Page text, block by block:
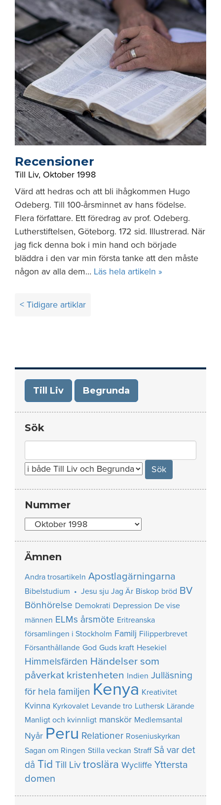
Recensioner
Till Liv, Oktober 1998
Värd att hedras och att bli ihågkommen Hugo
Odeberg. Till 100-årsminnet av hans födelse.
Flera författare. Ett föredrag av prof. Odeberg.
Lutherstiftelsen, Göteborg. 172 sid. Illustrerad. När
jag fick denna bok i min hand och började
bläddra i den var min första tanke att den måste
någon av alla dem… Läs hela artikeln »
Inläggsnavigering
< Tidigare artiklar
Till Liv Begrunda
Sök
for:
Nummer
Nummer
Ämnen
Andra trosartikeln Apostlagärningarna
Bibelstudium • Jesu sju Jag Är Biskop bröd BV
Bönhörelse Demokrati Depression De vise
männen ELMs årsmöte Eritreanska
församlingen i Stockholm Familj Filipperbrevet
Försanthållande God Guds kraft Hesekiel
Himmelsfärden Händelser som
påverkat kristenheten Indien Julläsning
för hela familjen Kenya Kreativitet
Kvinna Kyrkovalet Levande tro Luthersk Lärande
Manligt och kvinnligt manskör Medlemsantal
Nyår Peru Relationer Roseniuskyrkan
Sagan om Ringen Stilla veckan Straff Så var det
då Tid Till Liv troslära Wycliffe Yttersta
domen